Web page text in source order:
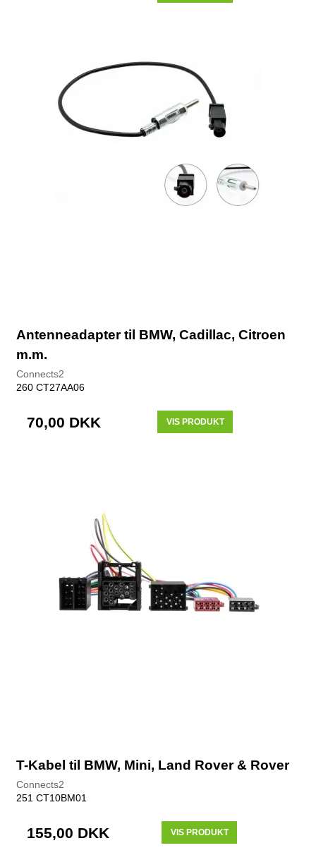
Antenneadapter til BMW, Cadillac, Citroen
m.m.
Connects2
260 CT27AA06
70,00 DKK VIS PRODUKT
T-Kabel til BMW, Mini, Land Rover & Rover
Connects2
251 CT10BM01
155,00 DKK VIS PRODUKT